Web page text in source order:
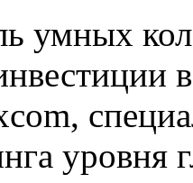
умных
уровня